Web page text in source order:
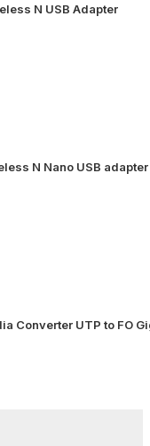
N USB Adapter
N Nano USB adapter
Converter UTP to FO